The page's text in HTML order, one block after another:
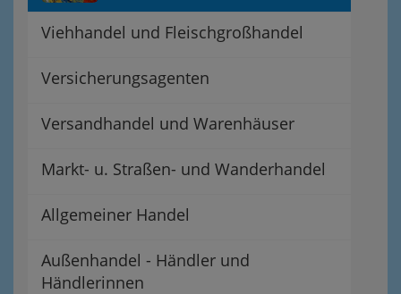
Viehhandel und Fleischgroßhandel
Versicherungsagenten
Versandhandel und Warenhäuser
Markt- u. Straßen- und Wanderhandel
Allgemeiner Handel
Außenhandel - Händler und
Händlerinnen